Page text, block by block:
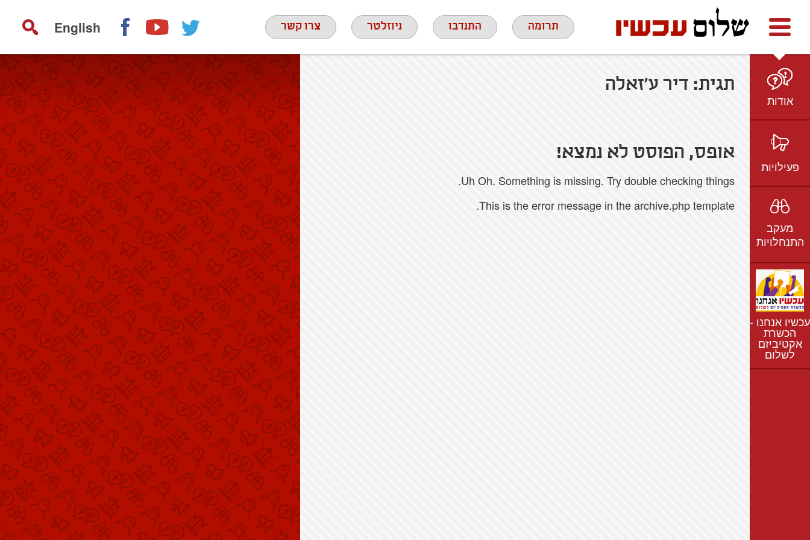
תרומה התנדבו ניוזלטר צרו קשר English Facebookyoutube twitter
אודות
הצוות
חזון ועמדות
אמיל גרינצווייג
שקיפות
פעילויות
ברשת
בתקשורת
וידאו
מעקב
התנחלויות
נתונים
חדשות
נושאים
רשימת התנחלויות
מפת התנחלויות
עכשיו אנחנו -
הכשרת
אקטיביזם
לשלום
תגית: דיר ע'זאלה
אופס, הפוסט לא נמצא!
Uh Oh. Something is missing. Try double checking things.
This is the error message in the archive.php template.